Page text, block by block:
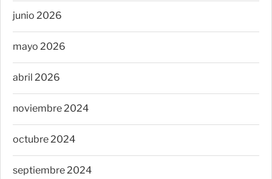
junio 2026
mayo 2026
abril 2026
noviembre 2024
octubre 2024
septiembre 2024